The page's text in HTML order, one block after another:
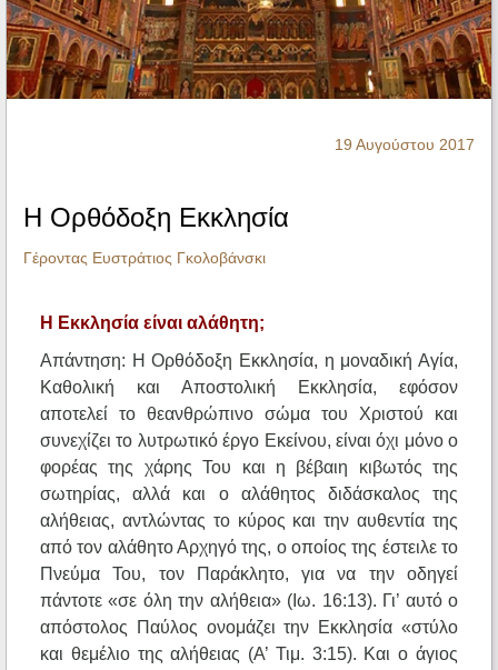
Ηχητικά
19 Αυγούστου 2017
Η Ορθόδοξη Εκκλησία
Γέροντας Ευστράτιος Γκολοβάνσκι
Η Εκκλησία είναι αλάθητη;
Απάντηση: Η Ορθόδοξη Εκκλησία, η μοναδική Αγία,
Καθολική και Αποστολική Εκκλησία, εφόσον
αποτελεί το θεανθρώπινο σώμα του Χριστού και
συνεχίζει το λυτρωτικό έργο Εκείνου, είναι όχι μόνο ο
φορέας της χάρης Του και η βέβαιη κιβωτός της
σωτηρίας, αλλά και ο αλάθητος διδάσκαλος της
αλήθειας, αντλώντας το κύρος και την αυθεντία της
από τον αλάθητο Αρχηγό της, ο οποίος της έστειλε το
Πνεύμα Του, τον Παράκλητο, για να την οδηγεί
πάντοτε «σε όλη την αλήθεια» (Ιω. 16:13). Γι’ αυτό ο
απόστολος Παύλος ονομάζει την Εκκλησία «στύλο
και θεμέλιο της αλήθειας (Α’ Τιμ. 3:15). Και ο άγιος